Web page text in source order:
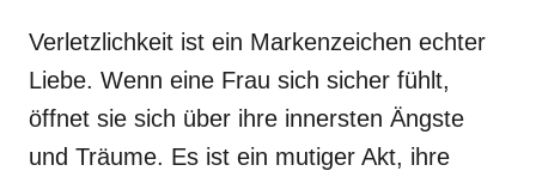
Verletzlichkeit ist ein Markenzeichen echter
Liebe. Wenn eine Frau sich sicher fühlt,
öffnet sie sich über ihre innersten Ängste
und Träume. Es ist ein mutiger Akt, ihre